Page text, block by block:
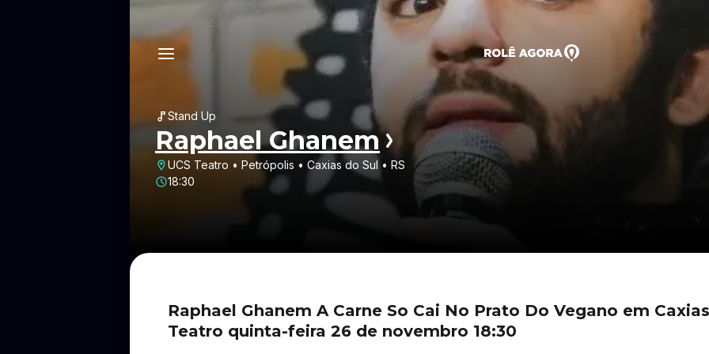
Stand Up
Raphael Ghanem
UCS Teatro • Petrópolis • Caxias do Sul • RS
18:30
Raphael Ghanem A Carne So Cai No Prato Do Vegano em
Teatro quinta-feira 26 de novembro 18:30